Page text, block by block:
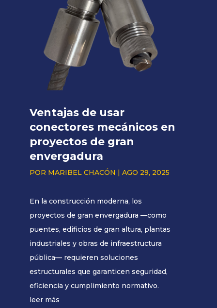
Ventajas de usar
conectores mecánicos en
proyectos de gran
envergadura
POR MARIBEL CHACÓN |AGO 29, 2025
En la construcción moderna, los
proyectos de gran envergadura —como
puentes, edificios de gran altura, plantas
industriales y obras de infraestructura
pública— requieren soluciones
estructurales que garanticen seguridad,
eficiencia y cumplimiento normativo.
leer más